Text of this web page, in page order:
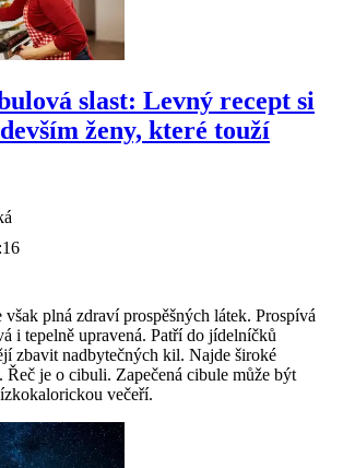
slast: Levný recept si
ženy, které touží
plná zdraví prospěšných látek. Prospívá
i tepelně upravená. Patří do jídelníčků
zbavit nadbytečných kil. Najde široké
je o cibuli. Zapečená cibule může být
večeří.